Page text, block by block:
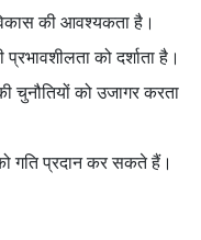
की आवश्यकता है।
को दर्शाता है।
चुनौतियों को उजागर करता
गति प्रदान कर सकते हैं।